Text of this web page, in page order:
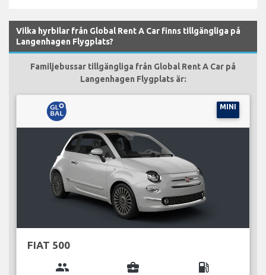
Vilka hyrbilar från Global Rent A Car finns tillgängliga på
Langenhagen Flygplats?
Familjebussar tillgängliga från Global Rent A Car på
Langenhagen Flygplats är:
MINI
FIAT 500
group business_center local_gas_station